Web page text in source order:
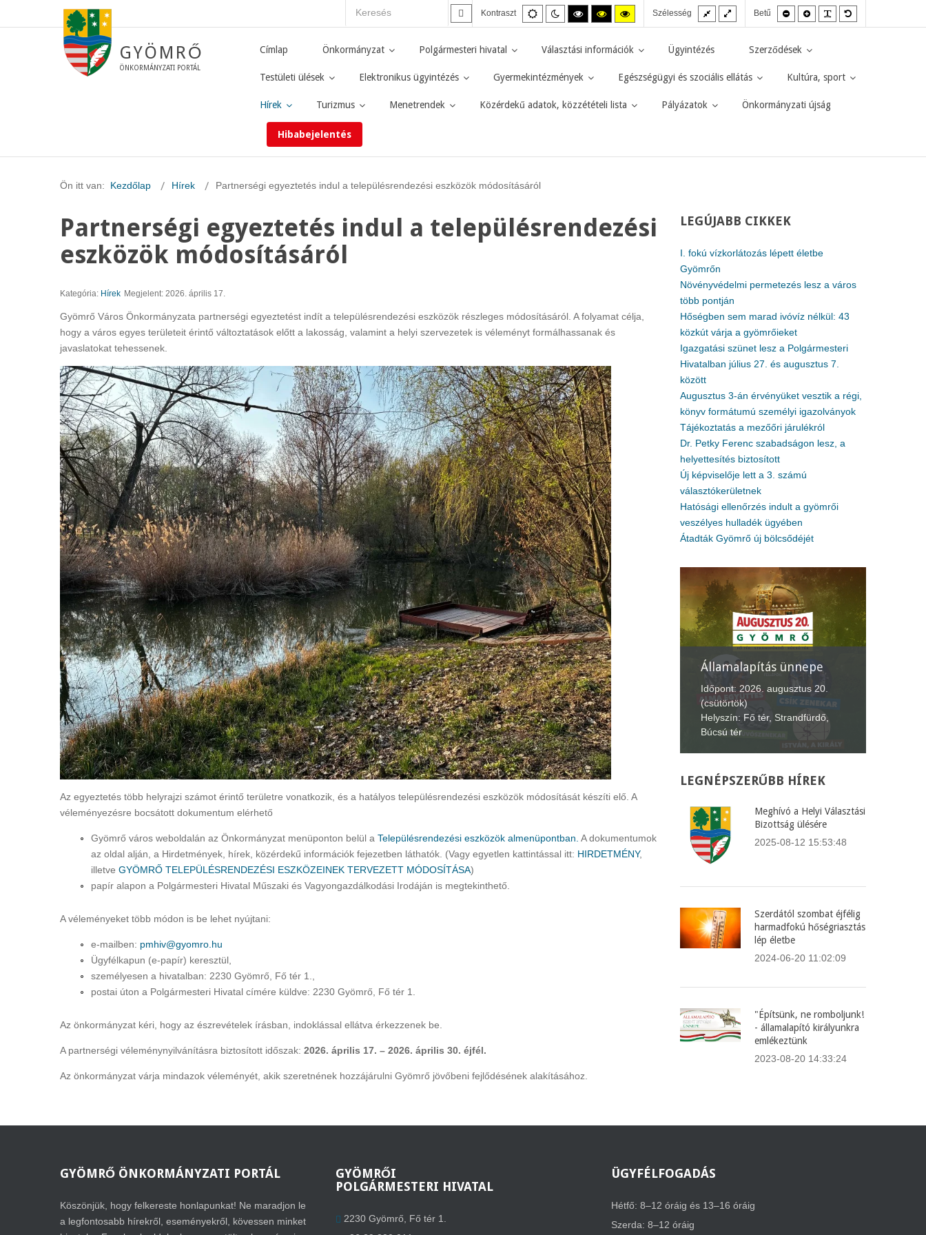
Kontraszt
Alapértelmezett
mód
Éjszakai
mód
Magas
kontraszt
mód.
Magas
kontraszt
mód.
Magas
kontraszt
mód.
Szélesség
Fix
elrendezés
Széles
elrendezés
Betű
Kisebb
betűméret
Nagyobb
betűméret
GYÖMRŐ
ÖNKORMÁNYZATI PORTÁL
Címlap Önkormányzat Polgármesteri hivatal Választási információk Ügyintézés Szerződések
Testületi ülések Elektronikus ügyintézés Gyermekintézmények Egészségügyi és szociális ellátás Kultúra, sport
Hírek Turizmus Menetrendek Közérdekű adatok, közzétételi lista Pályázatok Önkormányzati újság
Hibabejelentés
Ön itt van: Kezdőlap Hírek Partnerségi egyeztetés indul a településrendezési eszközök módosításáról
Partnerségi egyeztetés indul a településrendezési
eszközök módosításáról
Kategória: Hírek Megjelent: 2026. április 17.
Gyömrő Város Önkormányzata partnerségi egyeztetést indít a településrendezési eszközök részleges módosításáról. A folyamat célja,
hogy a város egyes területeit érintő változtatások előtt a lakosság, valamint a helyi szervezetek is véleményt formálhassanak és
javaslatokat tehessenek.
Az egyeztetés több helyrajzi számot érintő területre vonatkozik, és a hatályos településrendezési eszközök módosítását készíti elő. A
véleményezésre bocsátott dokumentum elérhető
Gyömrő város weboldalán az Önkormányzat menüponton belül a Településrendezési eszközök almenüpontban. A dokumentumok
az oldal alján, a Hirdetmények, hírek, közérdekű információk fejezetben láthatók. (Vagy egyetlen kattintással itt: HIRDETMÉNY,
illetve GYÖMRŐ TELEPÜLÉSRENDEZÉSI ESZKÖZEINEK TERVEZETT MÓDOSÍTÁSA)
papír alapon a Polgármesteri Hivatal Műszaki és Vagyongazdálkodási Irodáján is megtekinthető.
A véleményeket több módon is be lehet nyújtani:
e-mailben: pmhiv@gyomro.hu
Ügyfélkapun (e-papír) keresztül,
személyesen a hivatalban: 2230 Gyömrő, Fő tér 1.,
postai úton a Polgármesteri Hivatal címére küldve: 2230 Gyömrő, Fő tér 1.
Az önkormányzat kéri, hogy az észrevételek írásban, indoklással ellátva érkezzenek be.
A partnerségi véleménynyilvánításra biztosított időszak: 2026. április 17. – 2026. április 30. éjfél.
Az önkormányzat várja mindazok véleményét, akik szeretnének hozzájárulni Gyömrő jövőbeni fejlődésének alakításához.
LEGÚJABB CIKKEK
I. fokú vízkorlátozás lépett életbe
Gyömrőn
Növényvédelmi permetezés lesz a város
több pontján
Hőségben sem marad ivóvíz nélkül: 43
közkút várja a gyömrőieket
Igazgatási szünet lesz a Polgármesteri
Hivatalban július 27. és augusztus 7.
között
Augusztus 3-án érvényüket vesztik a régi,
könyv formátumú személyi igazolványok
Tájékoztatás a mezőőri járulékról
Dr. Petky Ferenc szabadságon lesz, a
helyettesítés biztosított
Új képviselője lett a 3. számú
választókerületnek
Hatósági ellenőrzés indult a gyömrői
veszélyes hulladék ügyében
Átadták Gyömrő új bölcsődéjét
Rákóczi Napok
Időpont: 2026. július 3-4.
(péntek-szombat)
Helyszín: Különböző
programhelyszínek
Államalapítás ünnepe
Időpont: 2026. augusztus 20.
(csütörtök)
Helyszín: Fő tér, Strandfürdő,
Búcsú tér
LEGNÉPSZERŰBB HÍREK
Meghívó a Helyi Választási
Bizottság ülésére
2025-08-12 15:53:48
Szerdától szombat éjfélig
harmadfokú hőségriasztás
lép életbe
2024-06-20 11:02:09
"Építsünk, ne romboljunk!
- államalapító királyunkra
emlékeztünk
2023-08-20 14:33:24
GYÖMRŐ ÖNKORMÁNYZATI PORTÁL
Köszönjük, hogy felkereste honlapunkat! Ne maradjon le
a legfontosabb hírekről, eseményekről, kövessen minket
GYÖMRŐI
POLGÁRMESTERI HIVATAL
2230 Gyömrő, Fő tér 1.
ÜGYFÉLFOGADÁS
Hétfő: 8–12 óráig és 13–16 óráig
Szerda: 8–12 óráig